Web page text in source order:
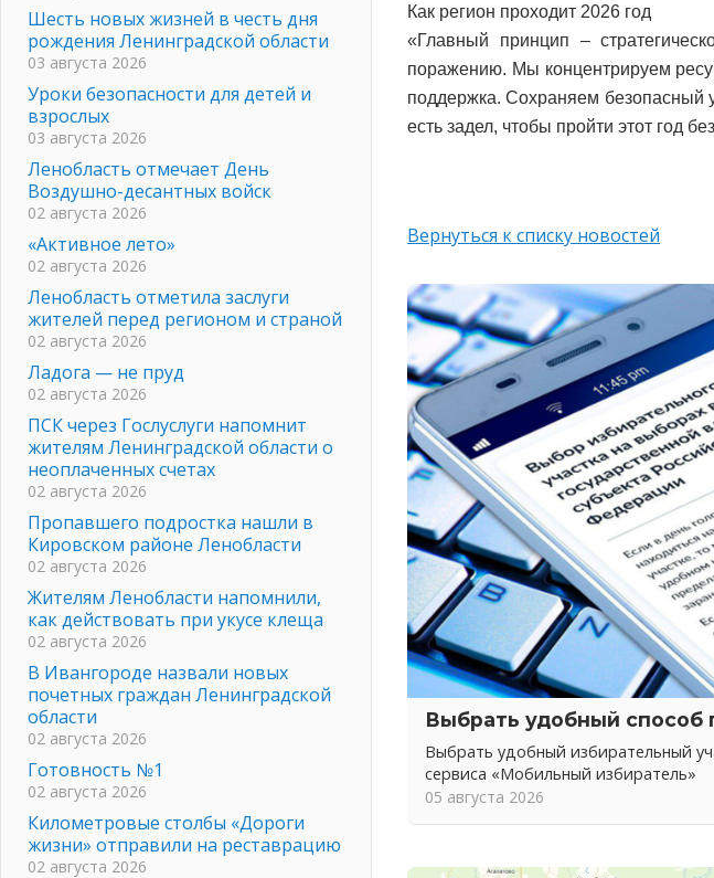
Как регион проходит 2026 год
«Главный принцип –
поражению. Мы концентрируем
поддержка. Сохраняем безопасный
есть задел, чтобы пройти этот год
Вернуться к списку новостей
Выбрать удобный способ
Выбрать удобный избирательный
сервиса «Мобильный избиратель»
05 августа 2026
Шесть новых жизней в честь дня
рождения Ленинградской области
03 августа 2026
Уроки безопасности для детей и
взрослых
03 августа 2026
Ленобласть отмечает День
Воздушно-десантных войск
02 августа 2026
«Активное лето»
02 августа 2026
Ленобласть отметила заслуги
жителей перед регионом и страной
02 августа 2026
Ладога — не пруд
02 августа 2026
ПСК через Гослуслуги напомнит
жителям Ленинградской области о
неоплаченных счетах
02 августа 2026
Пропавшего подростка нашли в
Кировском районе Ленобласти
02 августа 2026
Жителям Ленобласти напомнили,
как действовать при укусе клеща
02 августа 2026
В Ивангороде назвали новых
почетных граждан Ленинградской
области
02 августа 2026
Готовность №1
02 августа 2026
Километровые столбы «Дороги
жизни» отправили на реставрацию
02 августа 2026